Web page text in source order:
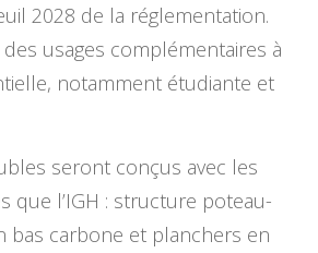
2028 de la réglementation.
usages complémentaires à
notamment étudiante et
seront conçus avec les
que l’IGH : structure poteau-
bas carbone et planchers en